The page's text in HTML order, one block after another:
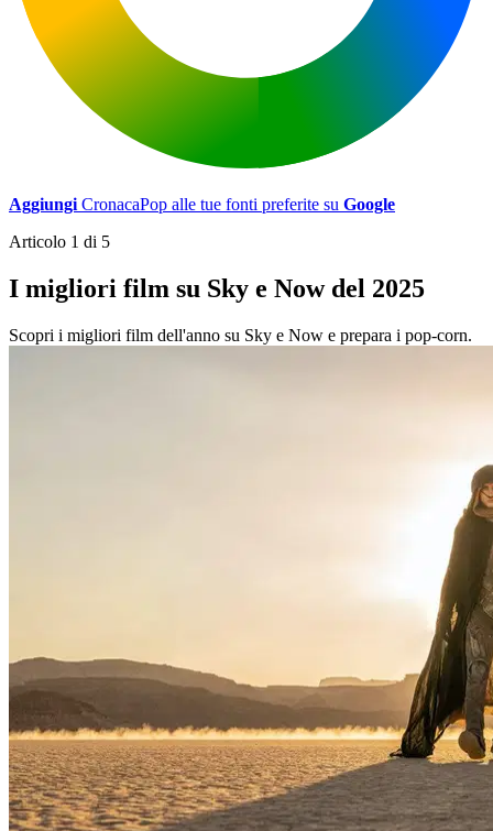
Aggiungi CronacaPop alle tue fonti preferite su Google
Articolo 1 di 5
I migliori film su Sky e Now del 2025
Scopri i migliori film dell'anno su Sky e Now e prepara i pop-corn.